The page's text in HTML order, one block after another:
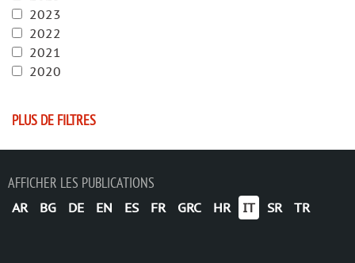
2023
2022
2021
2020
PLUS DE FILTRES
AFFICHER LES PUBLICATIONS
AR BG DE EN ES FR GRC HR IT SR TR